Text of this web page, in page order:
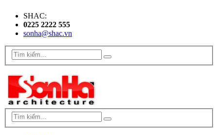
SHAC:
0225 2222 555
sonha@shac.vn